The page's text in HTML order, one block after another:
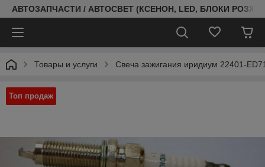
АВТОЗАПЧАСТИ / АВТОСВЕТ (КСЕНОН, LED, БЛОКИ
Товары и услуги Свеча зажигания иридиум 22401-
Топ продаж